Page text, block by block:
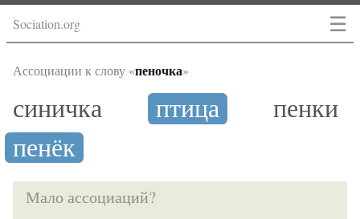
☰
Sociation.org
Ассоциации к слову «пеночка»
синичка птица
пенки
пенёк
Мало ассоциаций?